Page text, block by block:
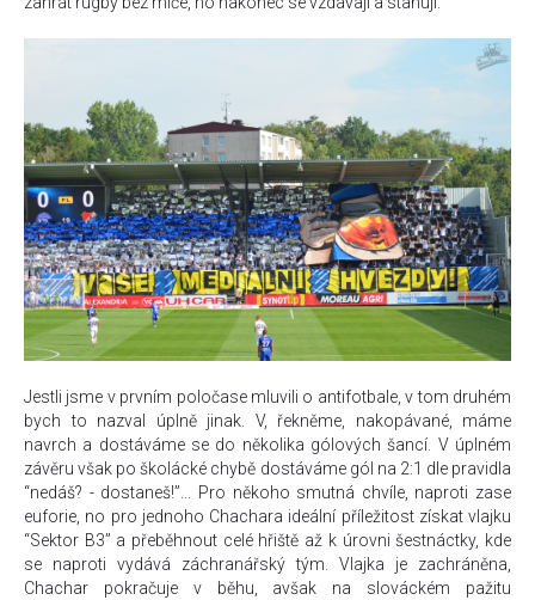
Jestli jsme v prvním poločase mluvili o antifotbale, v tom druhém
bych to nazval úplně jinak. V, řekněme, nakopávané, máme
navrch a dostáváme se do několika gólových šancí. V úplném
závěru však po školácké chybě dostáváme gól na 2:1 dle pravidla
“nedáš? - dostaneš!”... Pro někoho smutná chvíle, naproti zase
euforie, no pro jednoho Chachara ideální příležitost získat vlajku
“Sektor B3” a přeběhnout celé hřiště až k úrovni šestnáctky, kde
se naproti vydává záchranářský tým. Vlajka je zachráněna,
Chachar pokračuje v běhu, avšak na slováckém pažitu